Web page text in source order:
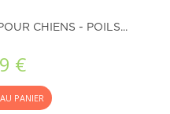
CHIENS - POILS...
€
PANIER